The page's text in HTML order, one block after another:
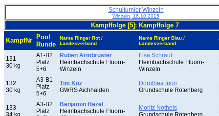
Schulturnier Winzeln
Winzeln, 16.10.2015
Kampffolge [5]: Kampffolge 7
KampfNr
Pool
Runde
Name Ringer Rot /
Landesverband
Name Ringer Blau /
Landesverband
131
30 kg
A1-B2
Platz
5+6
Ruben Armbruster
Heimbachschule Fluorn-
Winzeln
Lisa Schraut
Heimbachschule Fluorn-
Winzeln
132
30 kg
A3-B1
Platz
5+6
Tim Koz
GWRS Aichhalden
Dorothea Irion
Grundschule Rötenberg
133
34 kg
A3-B2
Platz
Benjamin Hezel
Heimbachschule Fluorn-
Moritz Notheis
Grundschule Rötenberg